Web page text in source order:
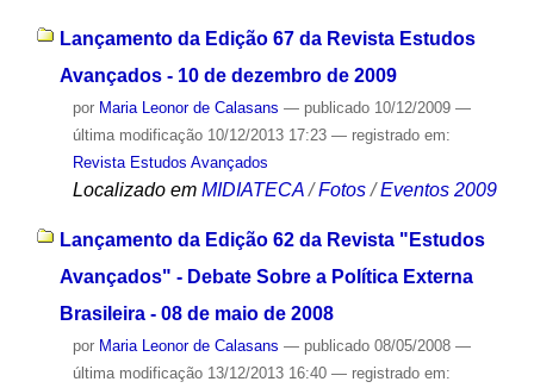
Lançamento da Edição 67 da Revista Estudos
Avançados - 10 de dezembro de 2009
por Maria Leonor de Calasans — publicado10/12/2009 —
última modificação10/12/2013 17:23 — registrado em:
Revista Estudos Avançados
Localizado em MIDIATECA /Fotos /Eventos 2009
Lançamento da Edição 62 da Revista "Estudos
Avançados" - Debate Sobre a Política Externa
Brasileira - 08 de maio de 2008
por Maria Leonor de Calasans — publicado08/05/2008 —
última modificação13/12/2013 16:40 — registrado em: